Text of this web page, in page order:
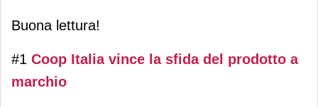
Buona lettura!
#1 Coop Italia vince la sfida del prodotto a
marchio